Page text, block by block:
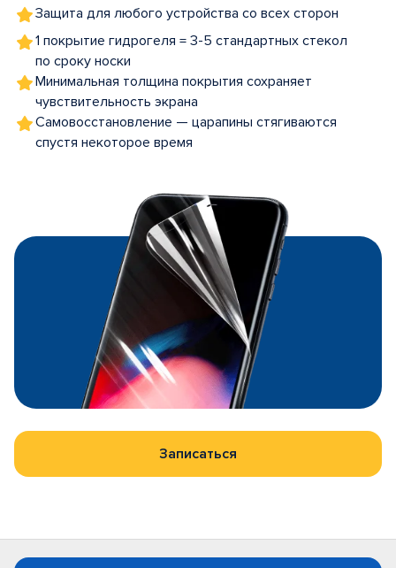
Защита для любого устройства со всех сторон
1 покрытие гидрогеля = 3-5 стандартных стекол
по сроку носки
Минимальная толщина покрытия сохраняет
чувствительность экрана
Самовосстановление — царапины стягиваются
спустя некоторое время
Записаться